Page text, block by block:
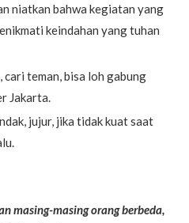
niatkan bahwa kegiatan yang
keindahan yang tuhan
cari teman, bisa loh gabung
Jakarta.
jujur, jika tidak kuat saat
masing-masing orang berbeda,